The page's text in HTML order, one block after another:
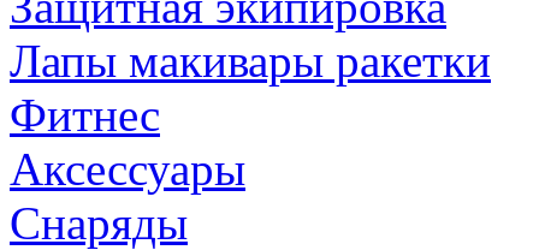
Лапы макивары ракетки
Фитнес
Аксессуары
Снаряды